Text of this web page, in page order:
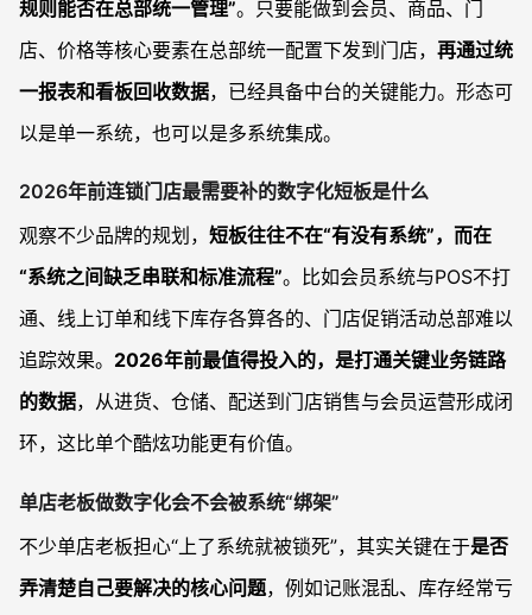
规则能否在总部统一管理”。只要能做到会员、商品、门
店、价格等核心要素在总部统一配置下发到门店， 再通过统
一报表和看板回收数据，已经具备中台的关键能力。形态可
以是单一系统，也可以是多系统集成。
2026年前连锁门店最需要补的数字化短板是什么
观察不少品牌的规划， 短板往往不在“有没有系统”，而在
“系统之间缺乏串联和标准流程”。比如会员系统与POS不打
通、线上订单和线下库存各算各的、门店促销活动总部难以
追踪效果。 2026年前最值得投入的，是打通关键业务链路
的数据，从进货、仓储、配送到门店销售与会员运营形成闭
环，这比单个酷炫功能更有价值。
单店老板做数字化会不会被系统“绑架”
不少单店老板担心“上了系统就被锁死”，其实关键在于是否
弄清楚自己要解决的核心问题，例如记账混乱、库存经常亏